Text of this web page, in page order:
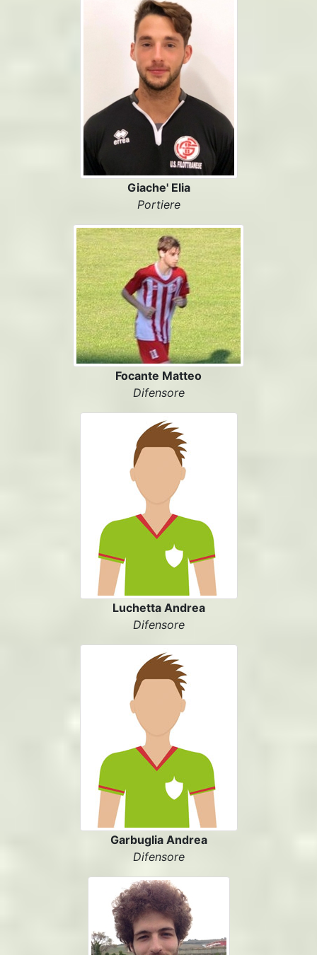
Giache' Elia
Portiere
Focante Matteo
Difensore
Luchetta Andrea
Difensore
Garbuglia Andrea
Difensore